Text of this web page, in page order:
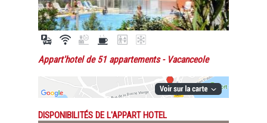
Appart'hotel de 51 appartements- Vacanceole
DISPONIBILITÉS DE L'APPART HOTEL